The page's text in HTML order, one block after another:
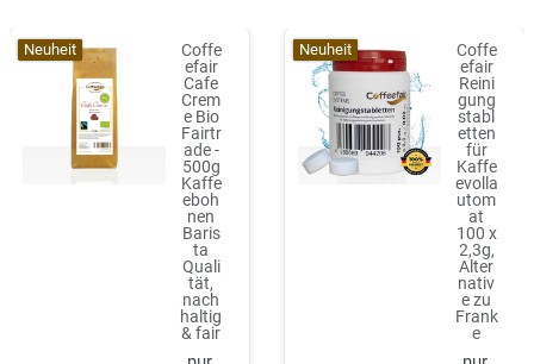
Neuheit
Coffe
efair
Cafe
Crem
e Bio
Fairtr
ade -
500g
Kaffe
eboh
nen
Baris
ta
Quali
tät,
nach
haltig
& fair
Neuheit
Coffe
efair
Reini
gung
stabl
etten
für
Kaffe
evolla
utom
at
100 x
2,3g,
Alter
nativ
e zu
Frank
e